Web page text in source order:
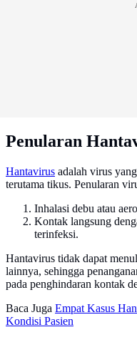
Penularan
Hantavirus adalah virus
terutama tikus. Penularan
Inhalasi debu atau
Kontak langsung
terinfeksi.
Hantavirus tidak dapat
lainnya, sehingga
pada penghindaran kontak
Baca Juga Empat Kasus
Kondisi Pasien